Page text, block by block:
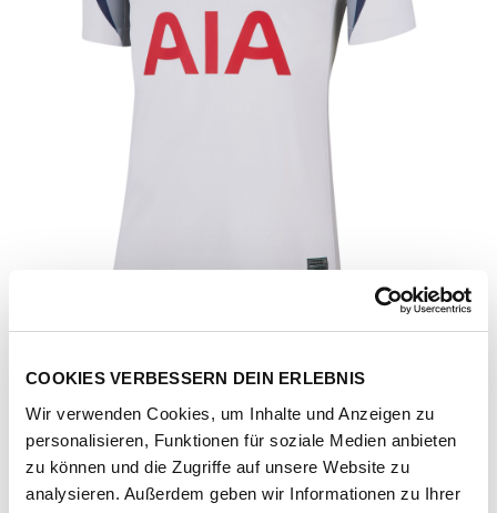
COOKIES VERBESSERN DEIN ERLEBNIS
Wir verwenden Cookies, um Inhalte und Anzeigen zu
personalisieren, Funktionen für soziale Medien anbieten
zu können und die Zugriffe auf unsere Website zu
analysieren. Außerdem geben wir Informationen zu Ihrer
Artikel-Nr.HJ4598-101-white-lt-iron-ore-binary-blue